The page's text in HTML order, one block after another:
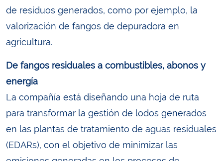
de residuos generados, como por ejemplo, la
valorización de fangos de depuradora en
agricultura.
De fangos residuales a combustibles, abonos y
energía
La compañía está diseñando una hoja de ruta
para transformar la gestión de lodos generados
en las plantas de tratamiento de aguas residuales
(EDARs), con el objetivo de minimizar las